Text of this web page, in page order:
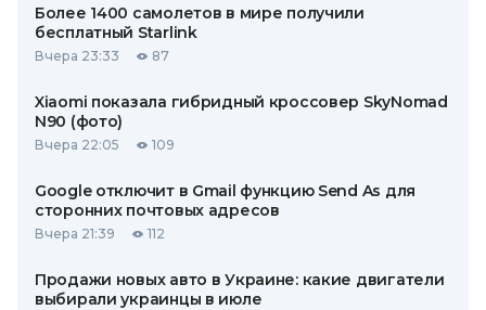
Более 1400 самолетов в мире получили
бесплатный Starlink
Вчера 23:33 87
Xiaomi показала гибридный кроссовер SkyNomad
N90 (фото)
Вчера 22:05 109
Google отключит в Gmail функцию Send As для
сторонних почтовых адресов
Вчера 21:39 112
Продажи новых авто в Украине: какие двигатели
выбирали украинцы в июле